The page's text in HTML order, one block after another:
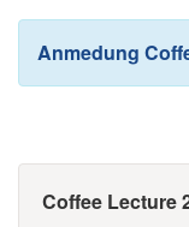
Anmedung
Coffee Lecture